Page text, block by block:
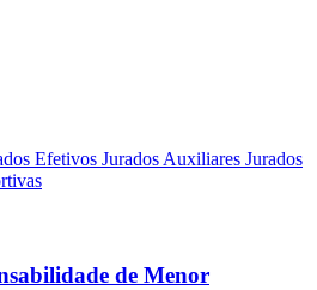
Efetivos Jurados Auxiliares Jurados
de Menor